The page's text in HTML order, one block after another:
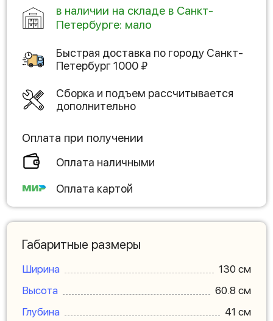
в наличии на складе в Санкт-
Петербурге: мало
Быстрая доставка по городу Санкт-
Петербург1000 ₽
Сборка и подъем рассчитывается
дополнительно
Оплата при получении
Оплата наличными
Оплата картой
Габаритные размеры
Ширина
130 см
Высота
60.8 см
Глубина
41 см